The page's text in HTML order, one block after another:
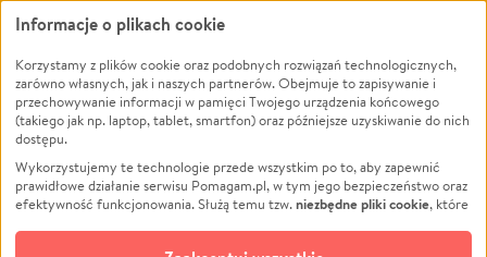
Leczenie
Zwierzęta
Pożar
Ukraina
Pomoc Finansowa
Projekty
Pogrzeb
Powódź
Wichura
NGO
Edukacja
Podróż
Impreza
Informacje o plikach cookie
Korzystamy z plików cookie oraz podobnych rozwiązań technologicznych,
zarówno własnych, jak i naszych partnerów. Obejmuje to zapisywanie i
przechowywanie informacji w pamięci Twojego urządzenia końcowego
(takiego jak np. laptop, tablet, smartfon) oraz późniejsze uzyskiwanie do nich
dostępu.
Wykorzystujemy te technologie przede wszystkim po to, aby zapewnić
prawidłowe działanie serwisu Pomagam.pl, w tym jego bezpieczeństwo oraz
efektywność funkcjonowania. Służą temu tzw.niezbędne pliki cookie, które
opcjonalnych plików cookie